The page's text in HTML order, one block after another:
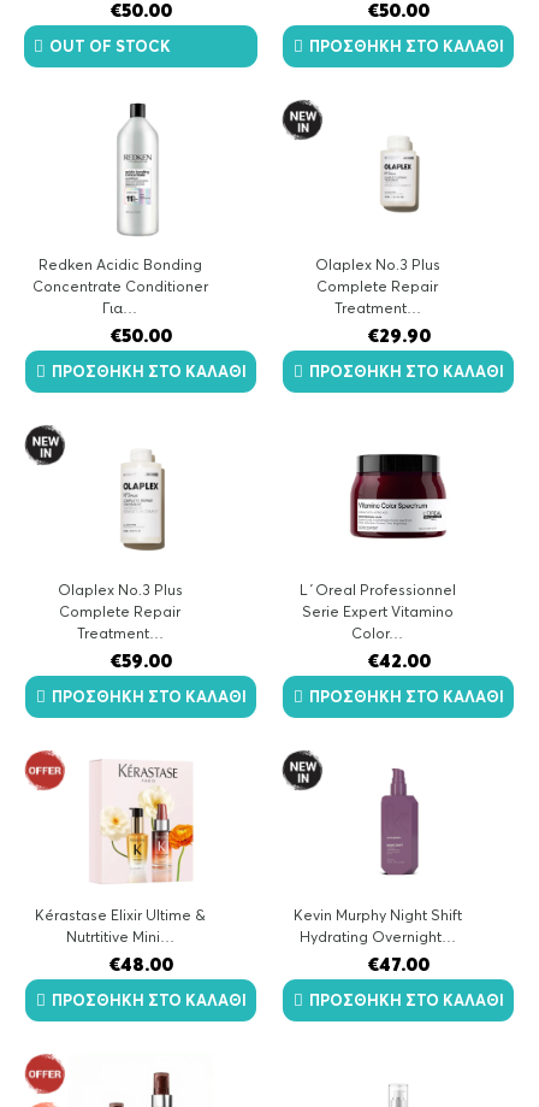
€50.00
OUT OF STOCK
€50.00
ΠΡΟΣΘΉΚΗ ΣΤΟ ΚΑΛΆΘΙ
Redken Acidic Bonding
Concentrate Conditioner
Για…
€50.00
ΠΡΟΣΘΉΚΗ ΣΤΟ ΚΑΛΆΘΙ
Olaplex No.3 Plus
Complete Repair
Treatment…
€29.90
ΠΡΟΣΘΉΚΗ ΣΤΟ ΚΑΛΆΘΙ
Olaplex No.3 Plus
Complete Repair
Treatment…
€59.00
ΠΡΟΣΘΉΚΗ ΣΤΟ ΚΑΛΆΘΙ
L΄Oreal Professionnel
Serie Expert Vitamino
Color…
€42.00
ΠΡΟΣΘΉΚΗ ΣΤΟ ΚΑΛΆΘΙ
Kérastase Elixir Ultime &
Nutrtitive Mini…
€48.00
ΠΡΟΣΘΉΚΗ ΣΤΟ ΚΑΛΆΘΙ
Kevin Murphy Night Shift
Hydrating Overnight…
€47.00
ΠΡΟΣΘΉΚΗ ΣΤΟ ΚΑΛΆΘΙ